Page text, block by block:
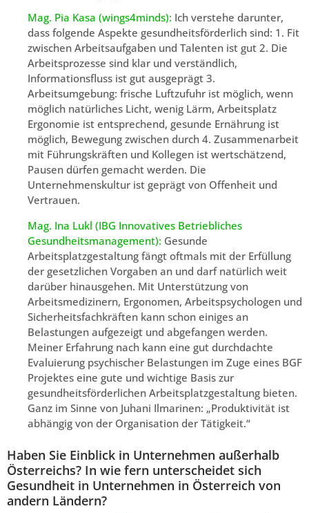
Mag. Pia Kasa (wings4minds): Ich verstehe darunter,
dass folgende Aspekte gesundheitsförderlich sind: 1. Fit
zwischen Arbeitsaufgaben und Talenten ist gut 2. Die
Arbeitsprozesse sind klar und verständlich,
Informationsfluss ist gut ausgeprägt 3.
Arbeitsumgebung: frische Luftzufuhr ist möglich, wenn
möglich natürliches Licht, wenig Lärm, Arbeitsplatz
Ergonomie ist entsprechend, gesunde Ernährung ist
möglich, Bewegung zwischen durch 4. Zusammenarbeit
mit Führungskräften und Kollegen ist wertschätzend,
Pausen dürfen gemacht werden. Die
Unternehmenskultur ist geprägt von Offenheit und
Vertrauen.
Mag. Ina Lukl (IBG Innovatives Betriebliches
Gesundheitsmanagement): Gesunde
Arbeitsplatzgestaltung fängt oftmals mit der Erfüllung
der gesetzlichen Vorgaben an und darf natürlich weit
darüber hinausgehen. Mit Unterstützung von
Arbeitsmedizinern, Ergonomen, Arbeitspsychologen und
Sicherheitsfachkräften kann schon einiges an
Belastungen aufgezeigt und abgefangen werden.
Meiner Erfahrung nach kann eine gut durchdachte
Evaluierung psychischer Belastungen im Zuge eines BGF
Projektes eine gute und wichtige Basis zur
gesundheitsförderlichen Arbeitsplatzgestaltung bieten.
Ganz im Sinne von Juhani Ilmarinen: „Produktivität ist
abhängig von der Organisation der Tätigkeit.“
Haben Sie Einblick in Unternehmen außerhalb
Österreichs? In wie fern unterscheidet sich
Gesundheit in Unternehmen in Österreich von
andern Ländern?